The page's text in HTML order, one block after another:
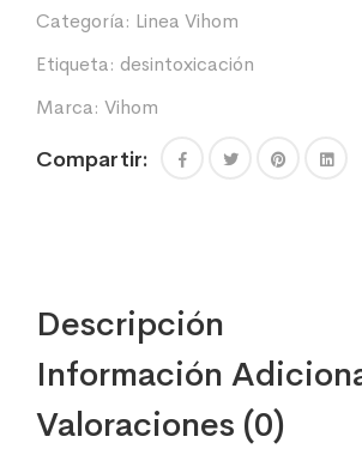
Categoría: Linea Vihom
Etiqueta: desintoxicación
Marca: Vihom
Compartir:
Descripción
Información
Valoraciones (0)